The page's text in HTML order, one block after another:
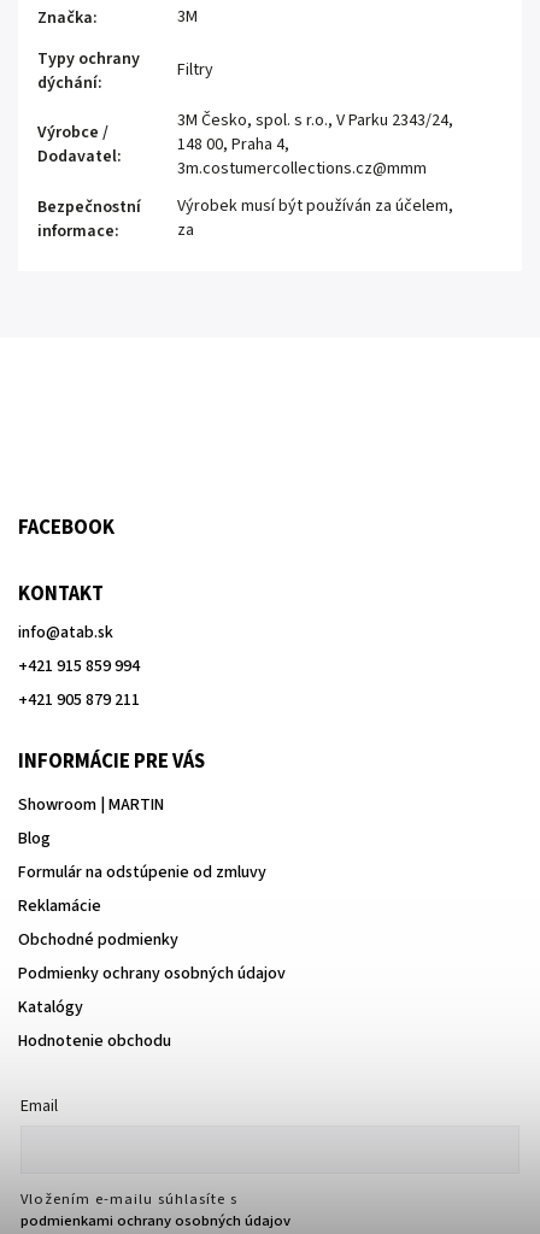
Značka:
3M
Typy ochrany
dýchání:
Filtry
Výrobce /
Dodavatel:
3M Česko, spol. s r.o., V Parku 2343/24,
148 00, Praha 4,
3m.costumercollections.cz@mmm
Bezpečnostní
informace:
Výrobek musí být používán za účelem,
za
FACEBOOK
KONTAKT
info@atab.sk
+421 915 859 994
+421 905 879 211
INFORMÁCIE PRE VÁS
Showroom | MARTIN
Blog
Formulár na odstúpenie od zmluvy
Reklamácie
Obchodné podmienky
Podmienky ochrany osobných údajov
Katalógy
Hodnotenie obchodu
Email
Vložením e-mailu súhlasíte s
podmienkami ochrany osobných údajov